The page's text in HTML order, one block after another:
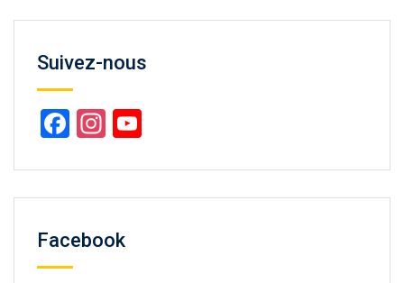
Suivez-nous
Facebook
Instagram
Facebook